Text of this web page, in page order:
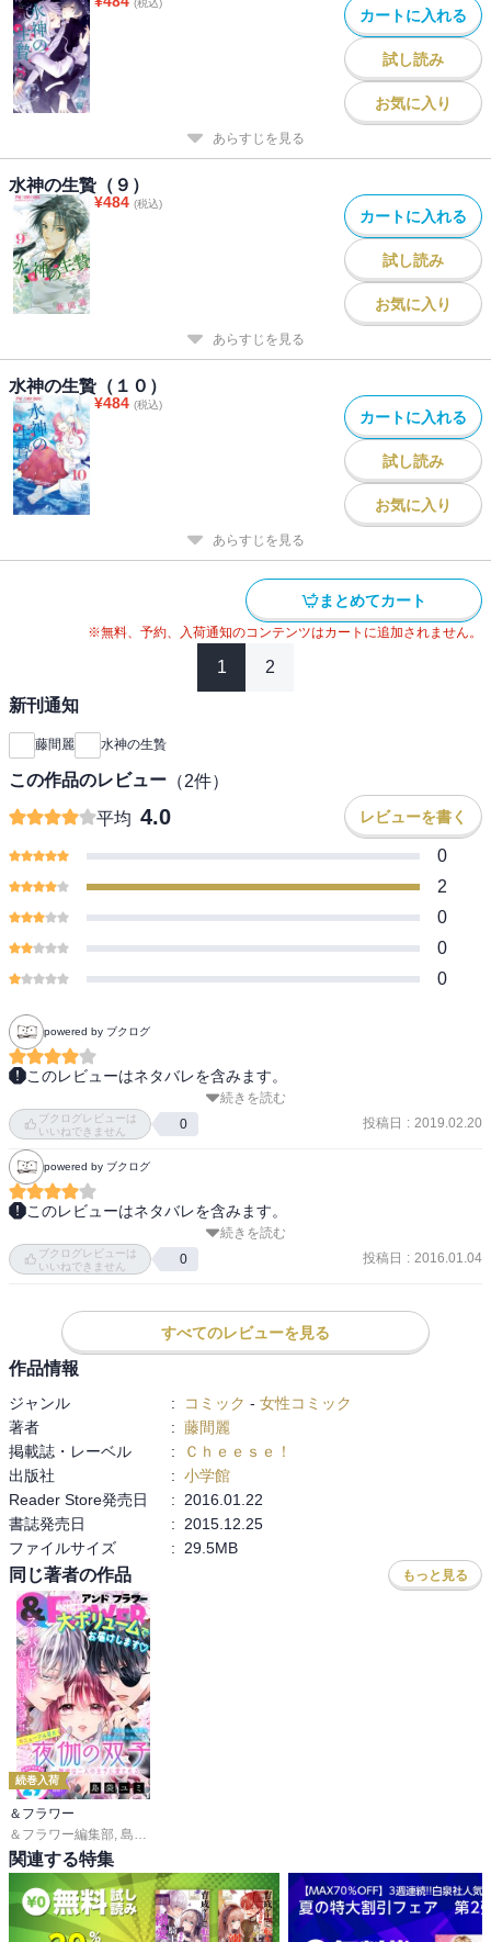
(税込)
カートに入れる
試し読み
お気に入り
あらすじを見る
水神の生贄（９）
¥484 (税込)
カートに入れる
試し読み
お気に入り
あらすじを見る
水神の生贄（１０）
¥484 (税込)
カートに入れる
試し読み
お気に入り
あらすじを見る
まとめてカート
※無料、予約、入荷通知のコンテンツはカートに追加されません。
1 2
新刊通知
藤間麗 水神の生贄
この作品のレビュー （2件）
平均 4.0 レビューを書く
0
2
0
0
0
powered by ブクログ
このレビューはネタバレを含みます。
無料アプリ。あさひを救ってから今までにない感情が芽生える水
神。どんどんあさひに惹かれているのがよく分かってその不器用さ
に前巻での怖さよりは可愛さが見えてきた。すばるが純粋にあさひ
を守りたいと想っているのは、自分のせいで傷付けてしまったって
想いとは別にあさひが美しいから惹かれてしまうってのがあるのか
な。とりあえずあさひが訳の分からない中で生きるために食べ物を
探したり、生魚をどうすることもできずに埋めたり、火を起こした
りっていう頑張る姿が可愛いけど辛かった。あさひは声を奪われた
る気がして作者さん絵が上手いんだなーと思った。横になるすばる
の背後から、水神が眠るあさひに手を伸ばすところ怖かった。すば
るめっちゃ怖いだろうなって思った。最後は2人が大きく成長したと
な。
続きを読む
ブクログレビューは
いいねできません
0 投稿日 : 2019.02.20
powered by ブクログ
このレビューはネタバレを含みます。
水神さま、色々こじらせてらっしゃるｗ暴走シーンの中二っぷりに
笑ったｗそして有紗陽が気になって仕方ないのに怯えられるのが嫌
続きを読む
ブクログレビューは
いいねできません
0 投稿日 : 2016.01.04
すべてのレビューを見る
作品情報
ジャンル : コミック - 女性コミック
著者
: 藤間麗
掲載誌・レーベル
:
Ｃｈｅｅｓｅ！
出版社
: 小学館
Reader Store発売日
:
2016.01.22
書誌発売日
:
2015.12.25
ファイルサイズ
: 29.5MB
同じ著者の作品 もっと見る
続巻入荷
＆フラワー
＆フラワー編集部, 島袋ユミ
関連する特集